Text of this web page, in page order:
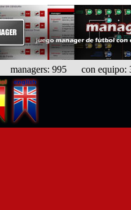
managers: 995 con equipo: